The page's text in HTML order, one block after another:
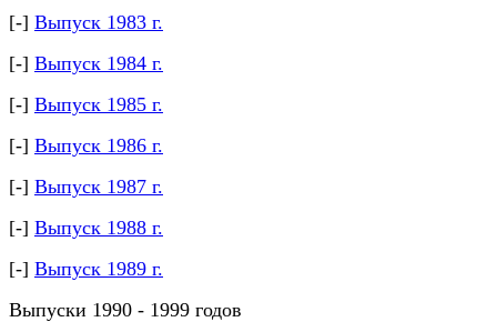
[-] Выпуск 1983 г.
[-] Выпуск 1984 г.
[-] Выпуск 1985 г.
[-] Выпуск 1986 г.
[-] Выпуск 1987 г.
[-] Выпуск 1988 г.
[-] Выпуск 1989 г.
Выпуски 1990 - 1999 годов